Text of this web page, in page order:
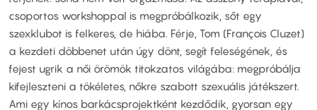
csoportos workshoppal is megpróbálkozik, sőt egy
szexklubot is felkeres, de hiába. Férje, Tom (François Cluzet)
a kezdeti döbbenet után úgy dönt, segít feleségének, és
fejest ugrik a női örömök titokzatos világába: megpróbálja
kifejleszteni a tökéletes, nőkre szabott szexuális játékszert.
Ami egy kínos barkácsprojektként kezdődik, gyorsan egy